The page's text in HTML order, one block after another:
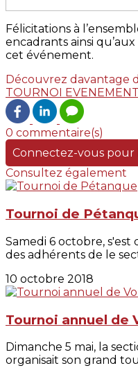
Félicitations à
encadrants ainsi
cet événement.
Découvrez davantage
TOURNOI
0 commentaire(s)
Connectez-vous pour
Consultez également
Tournoi de
Samedi 6 octobre,
des adhérents de le
10 octobre 2018
Tournoi annuel de
Dimanche 5 mai, la
organisait son grand